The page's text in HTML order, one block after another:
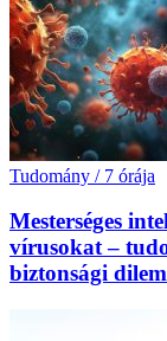
Tudomány / 7 órája
Mesterséges
vírusokat –
biztonsági